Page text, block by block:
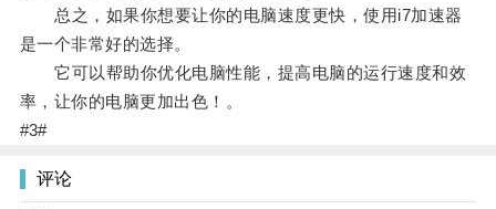
总之，如果你想要让你的电脑速度更快，使用i7加速器
是一个非常好的选择。
它可以帮助你优化电脑性能，提高电脑的运行速度和效
率，让你的电脑更加出色！。
#3#
评论